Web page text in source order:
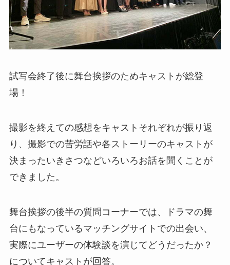
試写会終了後に舞台挨拶のためキャストが総登
場！
撮影を終えての感想をキャストそれぞれが振り返
り、撮影での苦労話や各ストーリーのキャストが
決まったいきさつなどいろいろお話を聞くことが
できました。
舞台挨拶の後半の質問コーナーでは、ドラマの舞
台にもなっているマッチングサイトでの出会い、
実際にユーザーの体験談を演じてどうだったか？
についてキャストが回答。